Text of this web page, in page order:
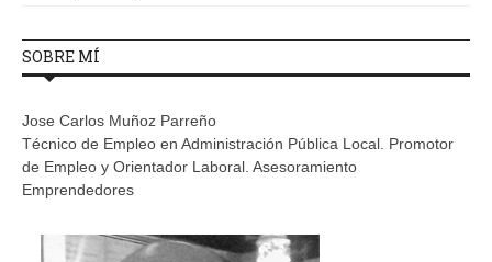
SOBRE MÍ
Jose Carlos Muñoz Parreño
Técnico de Empleo en Administración Pública Local. Promotor
de Empleo y Orientador Laboral. Asesoramiento
Emprendedores